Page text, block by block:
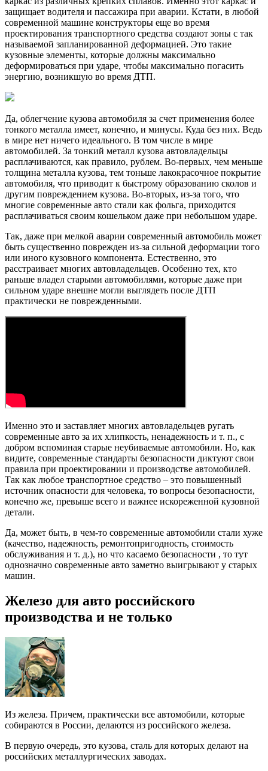
защищает водителя и пассажира при аварии. Кстати, в любой
современной машине конструкторы еще во время
проектирования транспортного средства создают зоны с так
называемой запланированной деформацией. Это такие
кузовные элементы, которые должны максимально
деформироваться при ударе, чтобы максимально погасить
энергию, возникшую во время ДТП.
Да, облегчение кузова автомобиля за счет применения более
тонкого металла имеет, конечно, и минусы. Куда без них. Ведь
в мире нет ничего идеального. В том числе в мире
автомобилей. За тонкий металл кузова автовладельцы
расплачиваются, как правило, рублем. Во-первых, чем меньше
толщина металла кузова, тем тоньше лакокрасочное покрытие
автомобиля, что приводит к быстрому образованию сколов и
другим повреждением кузова. Во-вторых, из-за того, что
многие современные авто стали как фольга, приходится
расплачиваться своим кошельком даже при небольшом ударе.
Так, даже при мелкой аварии современный автомобиль может
быть существенно поврежден из-за сильной деформации того
или иного кузовного компонента. Естественно, это
расстраивает многих автовладельцев. Особенно тех, кто
раньше владел старыми автомобилями, которые даже при
сильном ударе внешне могли выглядеть после ДТП
практически не поврежденными.
Именно это и заставляет многих автовладельцев ругать
современные авто за их хлипкость, ненадежность и т. п., с
добром вспоминая старые неубиваемые автомобили. Но, как
видите, современные стандарты безопасности диктуют свои
правила при проектировании и производстве автомобилей.
Так как любое транспортное средство – это повышенный
источник опасности для человека, то вопросы безопасности,
конечно же, превыше всего и важнее искореженной кузовной
детали.
Да, может быть, в чем-то современные автомобили стали хуже
(качество, надежность, ремонтопригодность, стоимость
обслуживания и т. д.), но что касаемо безопасности , то тут
однозначно современные авто заметно выигрывают у старых
машин.
Железо для авто российского
производства и не только
Из железа. Причем, практически все автомобили, которые
собираются в России, делаются из российского железа.
В первую очередь, это кузова, сталь для которых делают на
российских металлургических заводах.